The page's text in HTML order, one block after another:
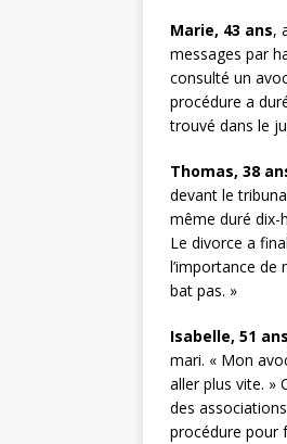
Marie, 43 ans,
messages par
consulté un
procédure a
trouvé dans le
Thomas, 38
devant le
même duré dix-
Le divorce a
l’importance
bat pas. »
Isabelle, 51 ans
mari. « Mon
aller plus vite. »
des
procédure pour